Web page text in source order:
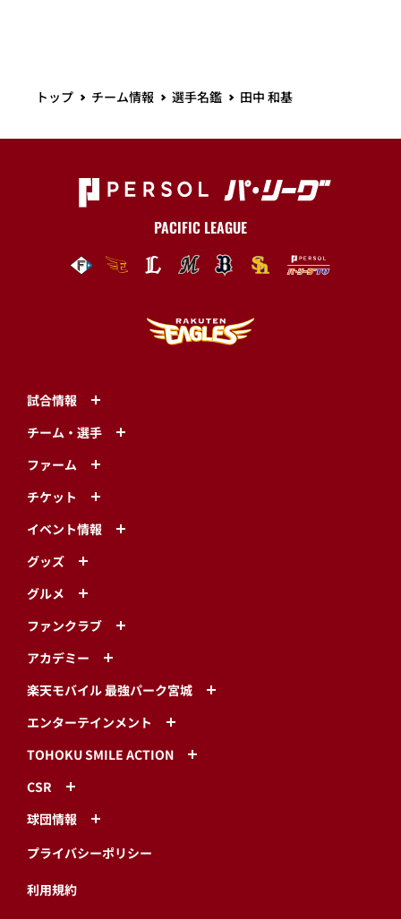
トップ チーム情報 選手名鑑 田中 和基
PACIFIC LEAGUE
試合情報
チーム・選手
ファーム
チケット
イベント情報
グッズ
グルメ
ファンクラブ
アカデミー
楽天モバイル 最強パーク宮城
エンターテインメント
TOHOKU SMILE ACTION
CSR
球団情報
プライバシーポリシー
利用規約